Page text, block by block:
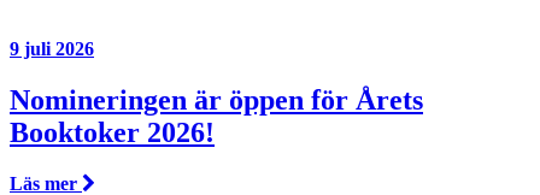
9 juli 2026
Nomineringen är öppen för Årets
Booktoker 2026!
Läs mer